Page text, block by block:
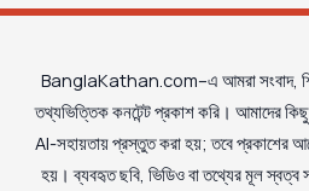
BanglaKathan.com–এ আমরা সংবাদ,
তথ্যভিত্তিক কনটেন্ট প্রকাশ করি। আমাদের কিছু
AI-সহায়তায় প্রস্তুত করা হয়; তবে প্রকাশের
হয়। ব্যবহৃত ছবি, ভিডিও বা তথ্যের মূল স্বত্ব